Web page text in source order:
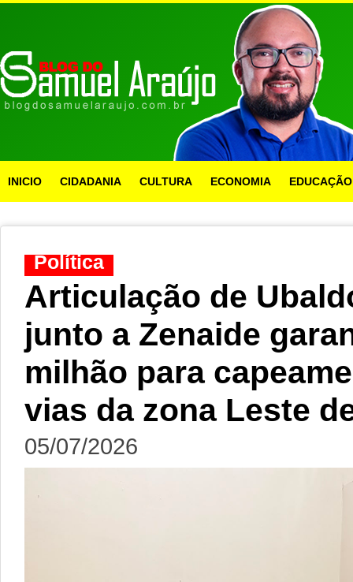
INICIO CIDADANIA CULTURA ECONOMIA EDUCAÇÃO
Política
Articulação de
junto a Zenaide
milhão para
vias da zona Leste
05/07/2026